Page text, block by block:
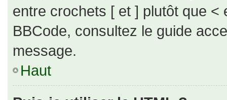
entre crochets [ et ] plutôt que <
BBCode, consultez le guide
message.
Haut